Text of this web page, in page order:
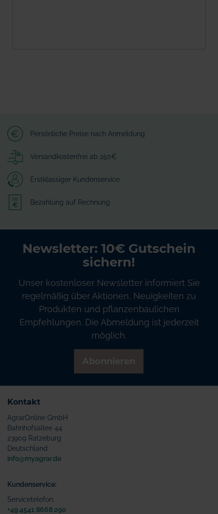
Persönliche Preise nach Anmeldung
Versandkostenfrei ab 250€
Erstklassiger Kundenservice
Bezahlung auf Rechnung
Newsletter: 10€ Gutschein
sichern!
Unser kostenloser Newsletter informiert Sie
regelmäßig über Aktionen, Neuigkeiten zu
Produkten und pflanzenbaulichen
Empfehlungen. Die Abmeldung ist jederzeit
möglich.
Kontakt
AgrarOnline GmbH
Bahnhofsallee 44
23909 Ratzeburg
Deutschland
info@myagrar.de
Kundenservice:
Servicetelefon:
+49 4541 8668 290